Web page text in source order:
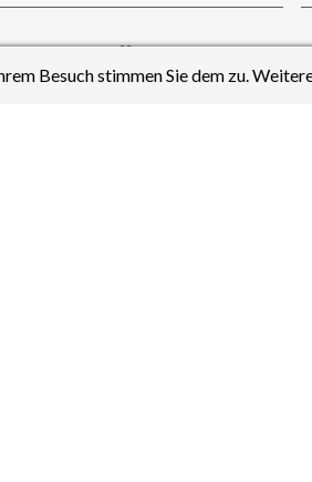
Besuch stimmen Sie dem zu.
J. Weller